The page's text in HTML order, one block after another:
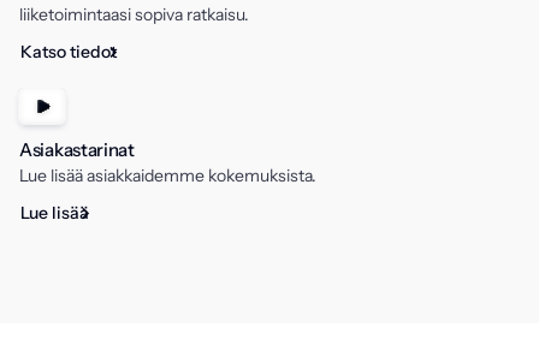
liiketoimintaasi sopiva ratkaisu.
Katso tiedot
Asiakastarinat
Lue lisää asiakkaidemme kokemuksista.
Lue lisää